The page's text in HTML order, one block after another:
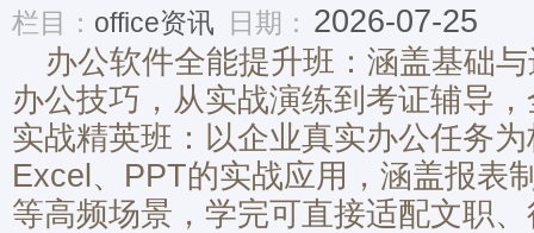
栏目： office资讯 日期： 2026-07-25
办公软件全能提升班：涵盖基础
办公技巧，从实战演练到考证辅导
实战精英班：以企业真实办公任务
Excel、PPT的实战应用，涵盖报表
等高频场景，学完可直接适配文职